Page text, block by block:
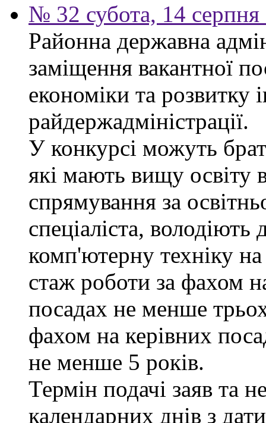
№ 32 субота, 14
Районна державна
заміщення вакантної
економіки та розвитку
райдержадміністрації.
У конкурсі можуть
які мають вищу освіту
спрямування за
спеціаліста,
комп'ютерну техніку на
стаж роботи за фахом
посадах не менше
фахом на керівних
не менше 5 років.
Термін подачі заяв та
календарних днів з